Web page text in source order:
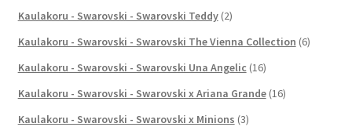
Kaulakoru - Swarovski - Swarovski Teddy (2)
Kaulakoru - Swarovski - Swarovski The Vienna Collection (6)
Kaulakoru - Swarovski - Swarovski Una Angelic (16)
Kaulakoru - Swarovski - Swarovski x Ariana Grande (16)
Kaulakoru - Swarovski - Swarovski x Minions (3)